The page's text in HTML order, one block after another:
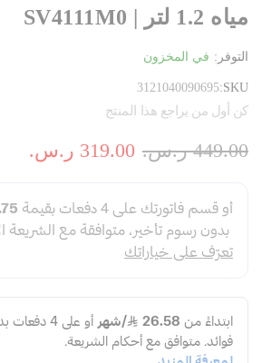
مياه 1.2 لتر | SV4111M0
التوفر: في المخزون
SKU
3121040090695
كن أول من يراجع هذا المنتج
319.00 ر.س.‏ 449.00 ر.س.‏